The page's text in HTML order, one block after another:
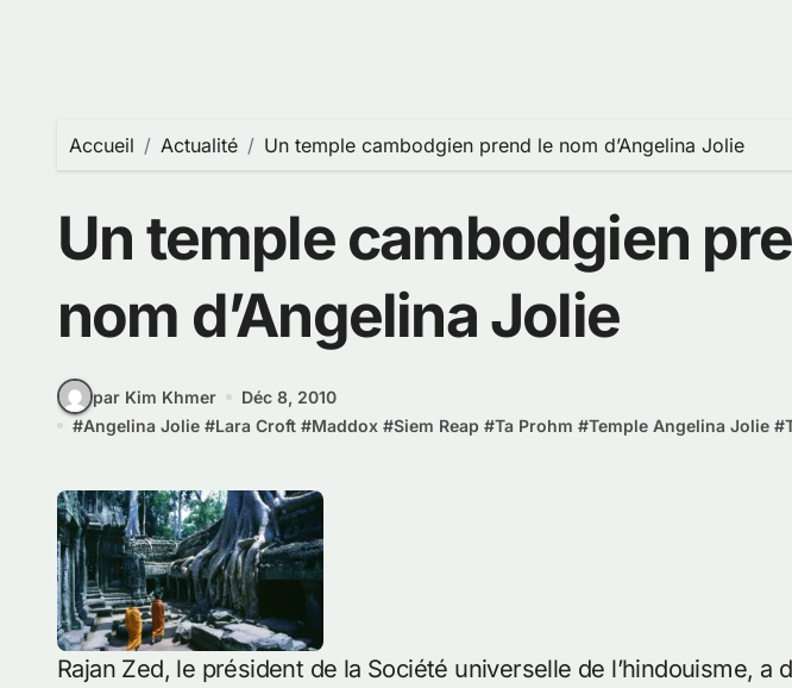
Accueil Actualité Un temple cambodgien prend le nom d’Angelina Jolie
Un temple cambodgien
nom d’Angelina Jolie
par Kim Khmer
Déc 8, 2010
#Angelina Jolie #Lara Croft #Maddox #Siem Reap #Ta Prohm #Temple Angelina Jolie #
Rajan Zed, le président de la Société universelle de l’hindouisme, a